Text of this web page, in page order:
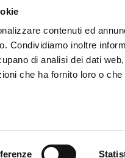
contenuti ed
Condividiamo inoltre
di analisi dei dati
che ha fornito loro o